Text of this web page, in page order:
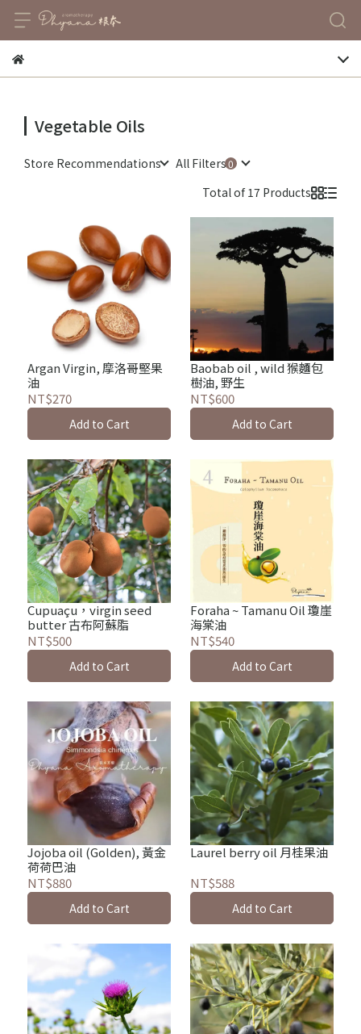
Vegetable Oils
Store Recommendations
All Filters
Total of 17 Products
Argan Virgin, 摩洛哥堅果
油
NT$270
Add to Cart
Baobab oil , wild 猴麵包
樹油, 野生
NT$600
Add to Cart
Cupuaçu，virgin seed
butter 古布阿蘇脂
NT$500
Add to Cart
Foraha ~ Tamanu Oil 瓊崖
海棠油
NT$540
Add to Cart
Jojoba oil (Golden), 黃金
荷荷巴油
NT$880
Add to Cart
Laurel berry oil 月桂果油
NT$588
Add to Cart